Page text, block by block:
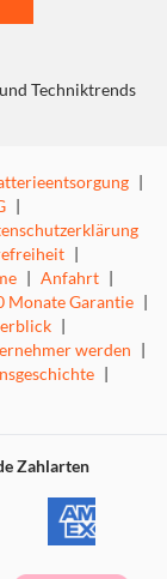
Techniktrends
|
|
|
| Anfahrt |
Monate Garantie |
|
werden |
|
Zahlarten